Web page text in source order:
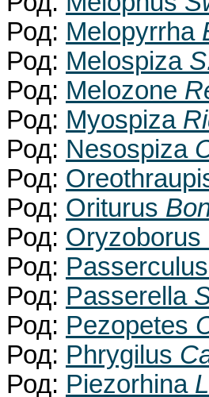
Род: Melopyrrha
Род: Melospiza
Род: Melozone
Род: Myospiza
Род: Nesospiza
Род:
Род: Oriturus
Род: Oryzoborus
Род: Passerculus
Род: Passerella
Род: Pezopetes
Род: Phrygilus
Род: Piezorhina